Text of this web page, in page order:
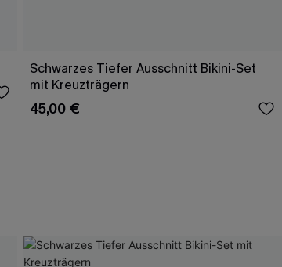
Schwarzes Tiefer Ausschnitt Bikini-Set
mit Kreuzträgern
45,00 €